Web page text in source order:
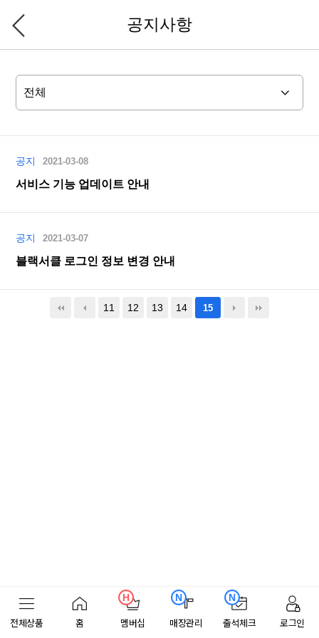
공지사항
공지 2021-03-08
서비스 기능 업데이트 안내
공지 2021-03-07
블랙서클 로그인 정보 변경 안내
11 12 13 14 15
전체상품 홈
H
멤버십
N
매장관리
N
출석체크 로그인